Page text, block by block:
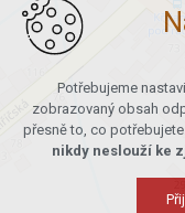
Potřebujeme
zobrazovaný obsah
přesně to, co
nikdy neslouží ke